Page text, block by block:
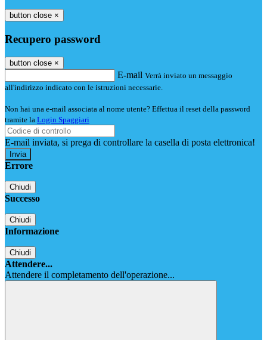
button close ×
Recupero password
button close ×
E-mail Verrà inviato un messaggio
all'indirizzo indicato con le istruzioni necessarie.
Non hai una e-mail associata al nome utente? Effettua il reset della password
tramite la Login Spaggiari
E-mail inviata, si prega di controllare la casella di posta elettronica!
Errore
Chiudi
Successo
Chiudi
Informazione
Chiudi
Attendere...
Attendere il completamento dell'operazione...